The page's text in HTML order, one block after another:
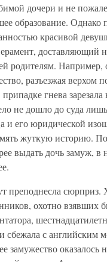
дочери и не
образование. Однако
красивой
доставляющий
родителям. Например,
разъезжая верхом
гнева
не дошло до суда
и его юридической
жуткую историю.
выдать дочь замуж, в
преподнесла сюрприз.
охотно взявших
сбежала с английским
замужество оказалось